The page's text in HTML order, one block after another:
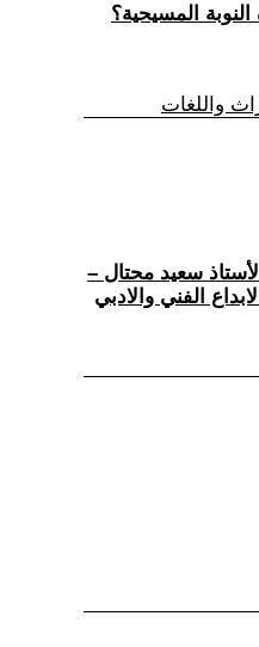
المسيحية؟
واللغات
سعيد محتال –
الفني والادبي